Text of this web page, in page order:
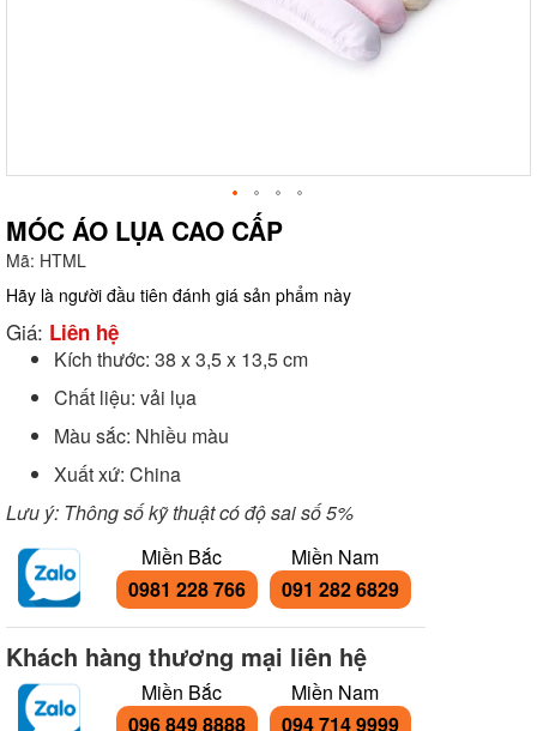
MÓC ÁO LỤA CAO CẤP
Mã: HTML
Hãy là người đầu tiên đánh giá sản phẩm này
Giá: Liên hệ
Kích thước: 38 x 3,5 x 13,5 cm
Chất liệu: vải lụa
Màu sắc: Nhiều màu
Xuất xứ: China
Lưu ý: Thông số kỹ thuật có độ sai số 5%
Miền Bắc
0981 228 766
Miền Nam
091 282 6829
Khách hàng thương mại liên hệ
Miền Bắc
096 849 8888
Miền Nam
094 714 9999